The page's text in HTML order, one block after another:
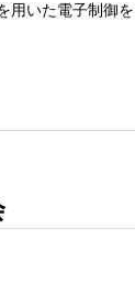
用いた電子制御を